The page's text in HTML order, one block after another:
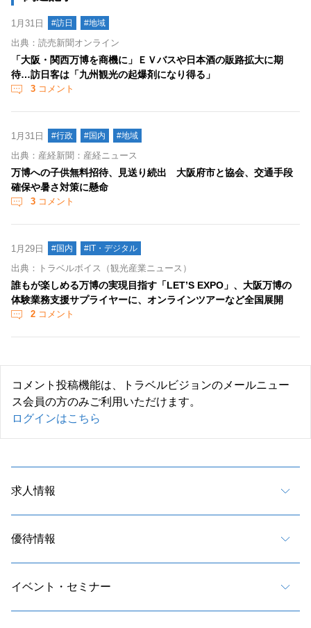
1月31日 #訪日 #地域
出典：読売新聞オンライン
「大阪・関西万博を商機に」ＥＶバスや日本酒の販路拡大に期
待…訪日客は「九州観光の起爆剤になり得る」
3 コメント
1月31日 #行政 #国内 #地域
出典：産経新聞：産経ニュース
万博への子供無料招待、見送り続出 大阪府市と協会、交通手段
確保や暑さ対策に懸命
3 コメント
1月29日 #国内 #IT・デジタル
出典：トラベルボイス（観光産業ニュース）
誰もが楽しめる万博の実現目指す「LET’S EXPO」、大阪万博の
体験業務支援サプライヤーに、オンラインツアーなど全国展開
2 コメント
コメント投稿機能は、トラベルビジョンのメールニュー
ス会員の方のみご利用いただけます。
ログインはこちら
求人情報
優待情報
イベント・セミナー